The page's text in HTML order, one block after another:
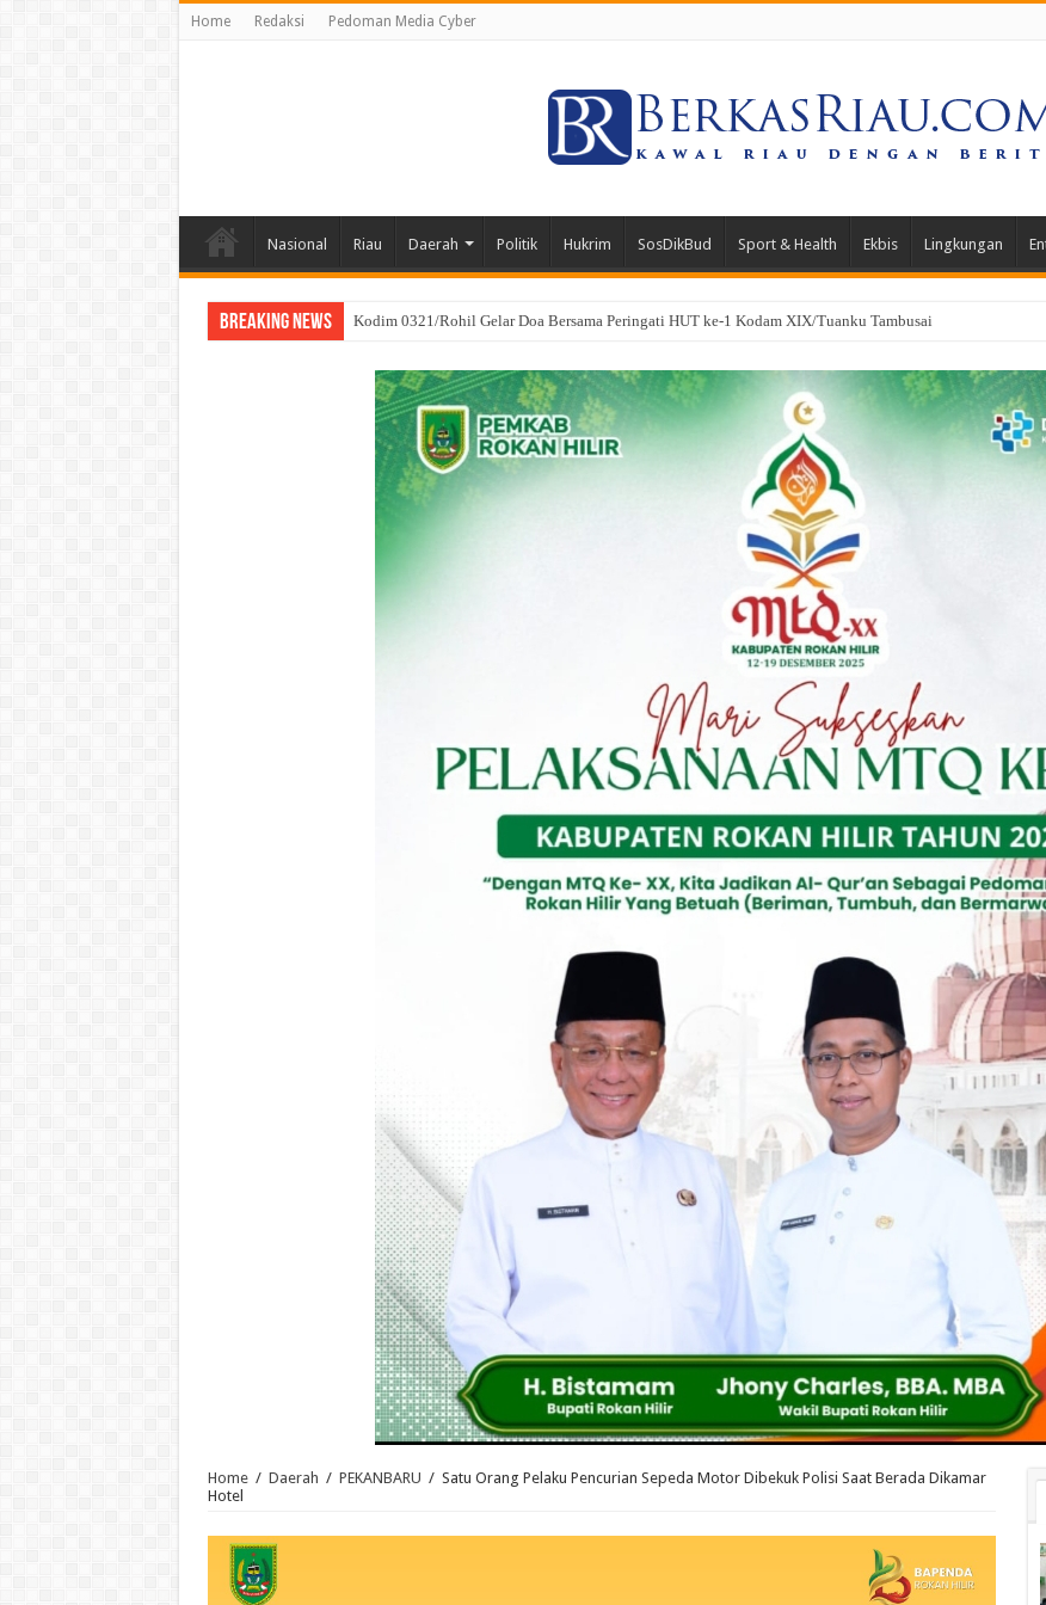
Home Redaksi Pedoman Media Cyber
Nasional Riau Daerah Politik Hukrim SosDikBud Sport & Health Ekbis Lingkungan
Breaking News SRI WAHYULI Sukses Menangkan PK di Mahkamah Agung, Hukuman Klien Kasus Narkotika Dipangkas 3
Home / Daerah / PEKANBARU / Satu Orang Pelaku Pencurian Sepeda Motor Dibekuk Polisi Saat Berada Dikamar
Hotel